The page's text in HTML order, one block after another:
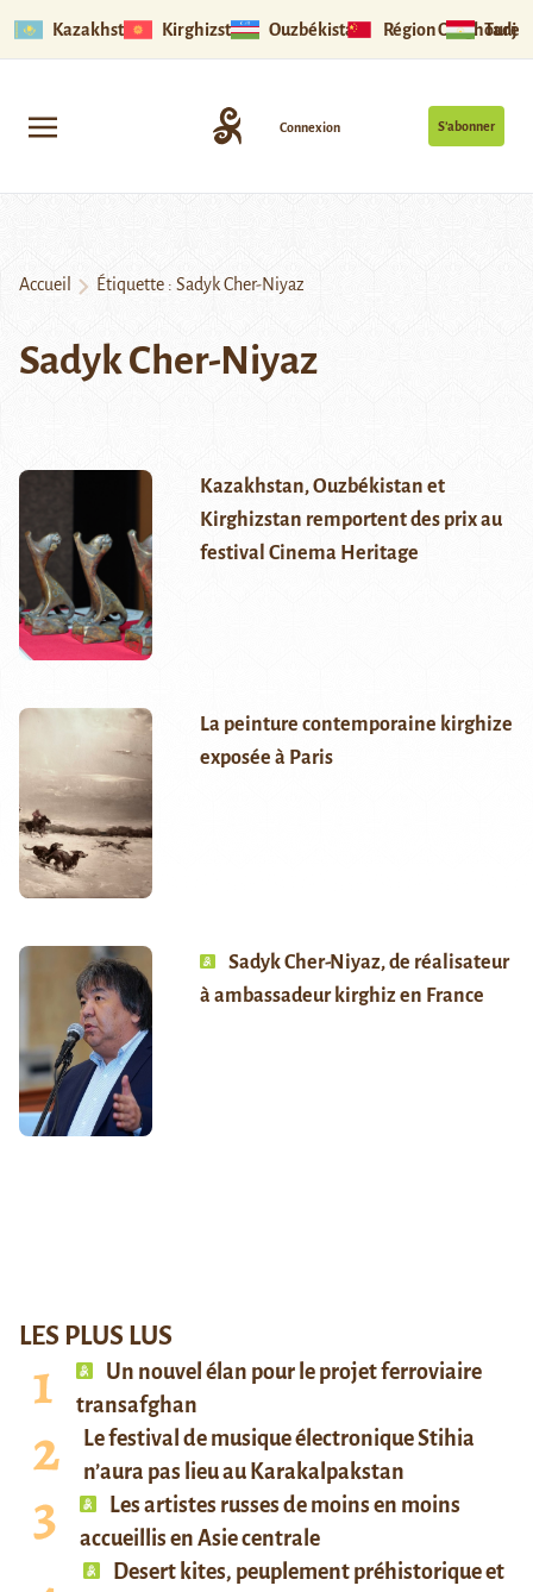
Kazakhstan Kirghizstan Ouzbékistan Région Ouïghoure
S’abonner
Connexion
Accueil Étiquette : Sadyk Cher-Niyaz
Sadyk Cher-Niyaz
Kazakhstan, Ouzbékistan et
Kirghizstan remportent des prix au
festival Cinema Heritage
La peinture contemporaine kirghize
exposée à Paris
Sadyk Cher-Niyaz, de réalisateur
à ambassadeur kirghiz en France
LES PLUS LUS
Un nouvel élan pour le projet ferroviaire
transafghan
Le festival de musique électronique Stihia
n’aura pas lieu au Karakalpakstan
Les artistes russes de moins en moins
accueillis en Asie centrale
Desert kites, peuplement préhistorique et